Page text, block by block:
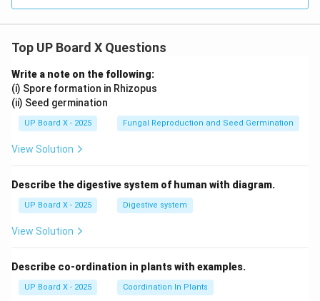
Top UP Board X Questions
Write a note on the following:
(i) Spore formation in Rhizopus
(ii) Seed germination
UP Board X - 2025 Fungal Reproduction and Seed Germination
View Solution
Describe the digestive system of human with diagram.
UP Board X - 2025 Digestive system
View Solution
Describe co-ordination in plants with examples.
UP Board X - 2025 Coordination In Plants